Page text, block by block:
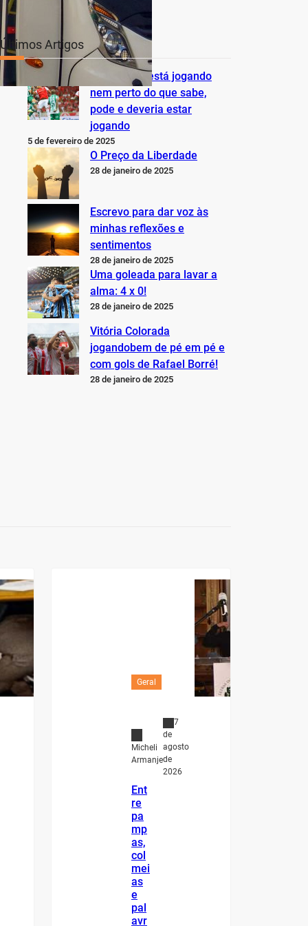
Últimos Artigos
O Inter não está jogando
nem perto do que sabe,
pode e deveria estar
jogando
5 de fevereiro de 2025
O Preço da Liberdade
28 de janeiro de 2025
Escrevo para dar voz às
minhas reflexões e
sentimentos
28 de janeiro de 2025
Uma goleada para lavar a
alma: 4 x 0!
28 de janeiro de 2025
Vitória Colorada
jogandobem de pé em pé e
com gols de Rafael Borré!
28 de janeiro de 2025
Geral
Micheli
Armanje
7
de
agosto
de
2026
Ent
re
pa
mp
as,
col
mei
as
e
pal
avr